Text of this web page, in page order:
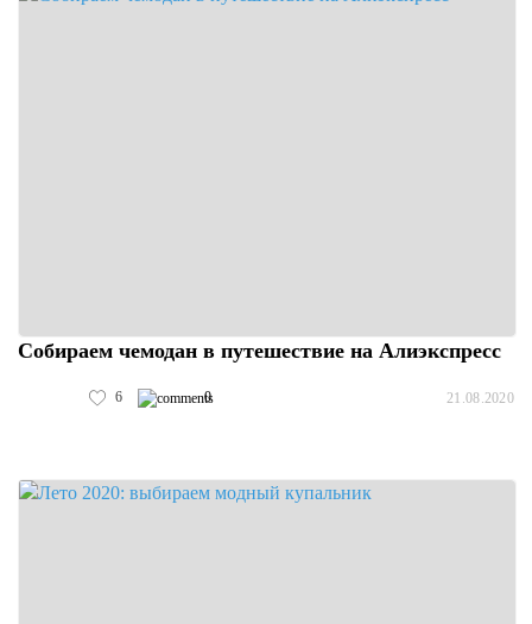
Собираем чемодан в путешествие на Алиэкспресс
6 0 21.08.2020